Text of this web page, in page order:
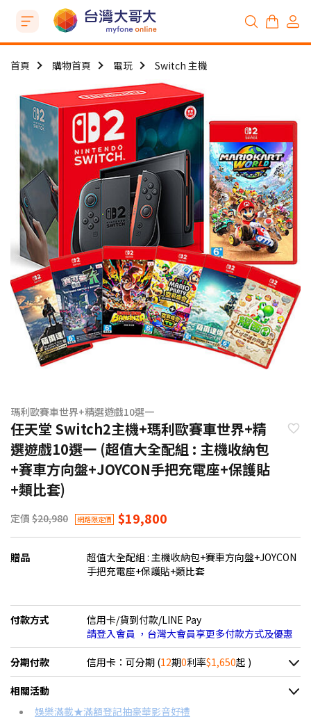
首頁 購物首頁 電玩 Switch 主機
瑪利歐賽車世界+精選遊戲10選一
任天堂 Switch2主機+瑪利歐賽車世界+精
選遊戲10選一 (超值大全配組 : 主機收納包
+賽車方向盤+JOYCON手把充電座+保護貼
+類比套)
定價 $20,980 網路限定價 $19,800
贈品
超值大全配組 : 主機收納包+賽車方向盤+JOYCON
手把充電座+保護貼+類比套
付款方式
信用卡/貨到付款/LINE Pay
請登入會員 ，台灣大會員享更多付款方式及優惠
分期付款 信用卡：可分期 (12期0利率$1,650起 )
＊實際可分期數、適用利率，請以購物車顯示為主
信用卡分期
相關活動
娛樂滿載★滿額登記抽豪華影音好禮